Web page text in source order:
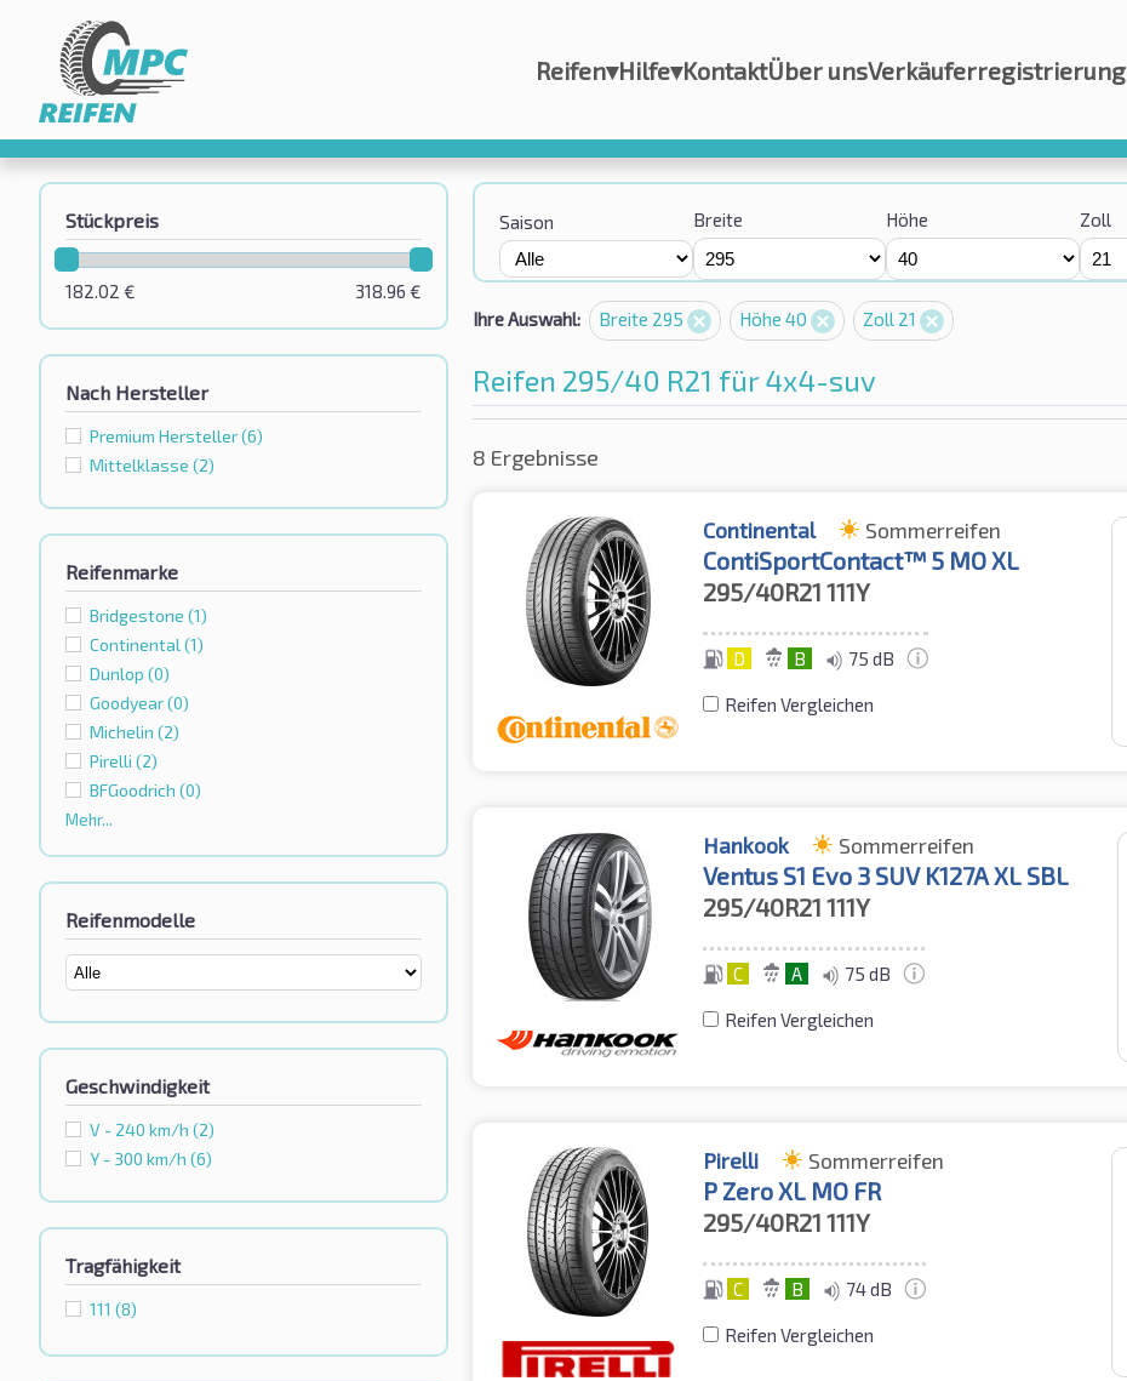
Reifen▾Hilfe▾KontaktÜber unsVerkäuferregistrierung
Stückpreis
318.96 €
182.02 €
Nach Hersteller
Premium Hersteller(6)
Mittelklasse (2)
Reifenmarke
Bridgestone (1)
Continental (1)
Dunlop (0)
Goodyear(0)
Michelin (2)
Pirelli (2)
BFGoodrich (0)
Mehr...
Reifenmodelle
Geschwindigkeit
V - 240 km/h (2)
Y - 300 km/h (6)
Tragfähigkeit
111 (8)
Saison Breite Höhe Zoll
Ihre Auswahl: Breite 295 Höhe 40 Zoll 21
Reifen 295/40 R21 für 4x4-suv
8 Ergebnisse
Continental Sommerreifen
ContiSportContact™ 5 MO XL
295/40R21 111Y
D B 75 dB
Reifen Vergleichen
Hankook Sommerreifen
Ventus S1 Evo 3 SUV K127A XL SBL
295/40R21 111Y
C A 75 dB
Reifen Vergleichen
Pirelli Sommerreifen
P Zero XL MO FR
295/40R21 111Y
C B 74 dB
Reifen Vergleichen